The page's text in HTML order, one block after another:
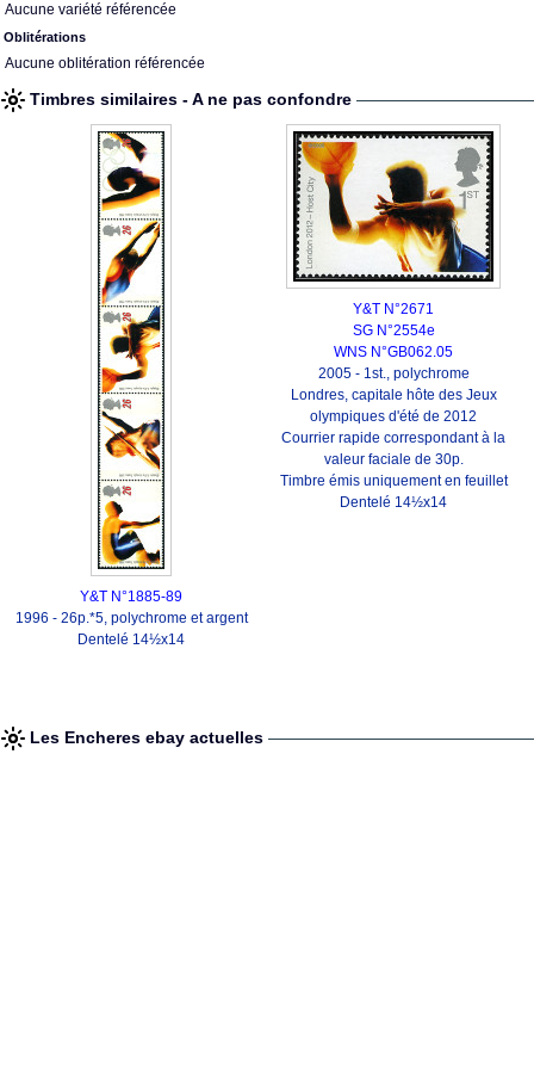
Aucune variété référencée
Oblitérations
Aucune oblitération référencée
Timbres similaires - A ne pas confondre
Y&T N°1885-89
1996 - 26p.*5, polychrome et argent
Dentelé 14½x14
Y&T N°2671
SG N°2554e
WNS N°GB062.05
2005 - 1st., polychrome
Londres, capitale hôte des Jeux
olympiques d'été de 2012
Courrier rapide correspondant à la
valeur faciale de 30p.
Timbre émis uniquement en feuillet
Dentelé 14½x14
Les Encheres ebay actuelles